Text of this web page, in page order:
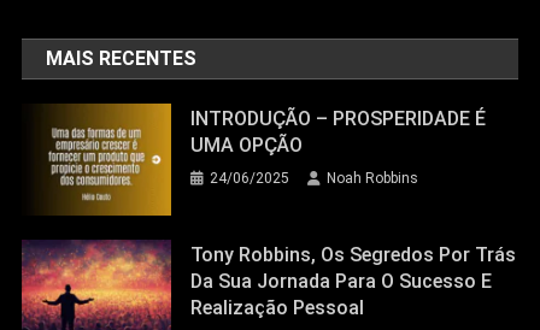
MAIS RECENTES
INTRODUÇÃO – PROSPERIDADE É
UMA OPÇÃO
24/06/2025 Noah Robbins
Tony Robbins, Os Segredos Por Trás
Da Sua Jornada Para O Sucesso E
Realização Pessoal